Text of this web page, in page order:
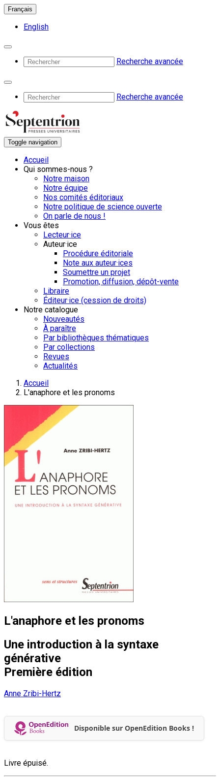
Français
English
Recherche avancée
Recherche avancée
Toggle navigation
Accueil
Qui sommes-nous ?
Notre maison
Notre équipe
Nos comités éditoriaux
Notre politique de science ouverte
On parle de nous !
Vous êtes
Lecteur·ice
Auteur·ice
Procédure éditoriale
Note aux auteur·ices
Soumettre un projet
Promotion, diffusion, dépôt-vente
Libraire
Éditeur·ice (cession de droits)
Notre catalogue
Nouveautés
À paraître
Par bibliothèques thématiques
Par collections
Revues
Actualités
Accueil
L'anaphore et les pronoms
L'anaphore et les pronoms
Une introduction à la syntaxe
générative
Première édition
Anne Zribi-Hertz
Disponible sur OpenEdition Books !
Livre épuisé.